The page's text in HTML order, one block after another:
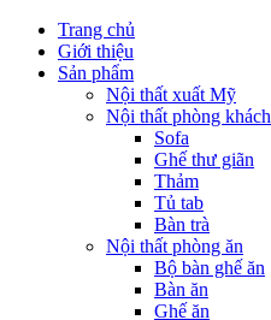
Trang chủ
Giới thiệu
Sản phẩm
Nội thất xuất Mỹ
Nội thất phòng khách
Sofa
Ghế thư giãn
Thảm
Tủ tab
Bàn trà
Nội thất phòng ăn
Bộ bàn ghế ăn
Bàn ăn
Ghế ăn